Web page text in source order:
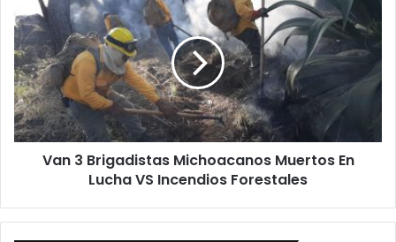
Brigadistas
Michoacanos
Muertos
En
Lucha
VS
Incendios
Forestales
Van 3 Brigadistas Michoacanos Muertos En
Lucha VS Incendios Forestales